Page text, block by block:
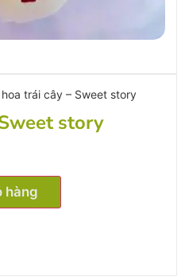
hoa trái cây – Sweet story
story
hàng